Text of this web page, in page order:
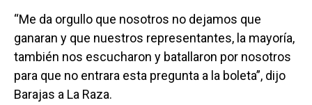
“Me da orgullo que nosotros no dejamos que
ganaran y que nuestros representantes, la mayoría,
también nos escucharon y batallaron por nosotros
para que no entrara esta pregunta a la boleta”, dijo
Barajas a La Raza.